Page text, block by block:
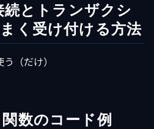
とトランザクシ
く受け付ける方法
（だけ）
数のコード例